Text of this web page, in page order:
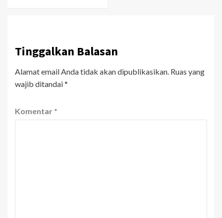
Tinggalkan Balasan
Alamat email Anda tidak akan dipublikasikan. Ruas yang
wajib ditandai*
Komentar *